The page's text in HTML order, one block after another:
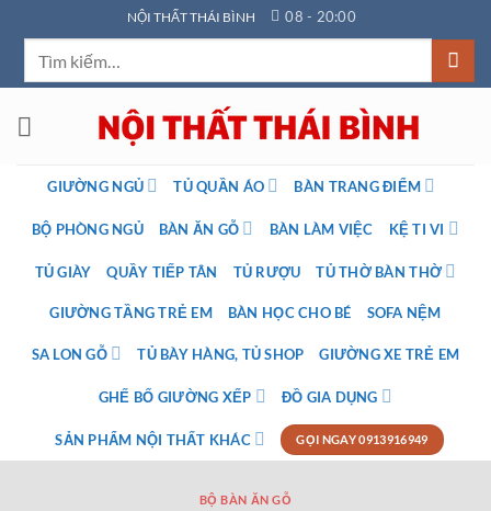
qua
dung
NỘI THẤT THÁI BÌNH 08 - 20:00
GIƯỜNG NGỦ TỦ QUẦN ÁO BÀN TRANG ĐIỂM
BỘ PHÒNG NGỦ BÀN ĂN GỖ BÀN LÀM VIỆC KỆ TI VI
TỦ GIÀY QUẦY TIẾP TÂN TỦ RƯỢU TỦ THỜ BÀN THỜ
GIƯỜNG TẦNG TRẺ EM BÀN HỌC CHO BÉ SOFA NỆM
SA LON GỖ TỦ BÀY HÀNG, TỦ SHOP GIƯỜNG XE TRẺ EM
GHẾ BỐ GIƯỜNG XẾP ĐỒ GIA DỤNG
SẢN PHẨM NỘI THẤT KHÁC GỌI NGAY 0913916949
BỘ BÀN ĂN GỖ